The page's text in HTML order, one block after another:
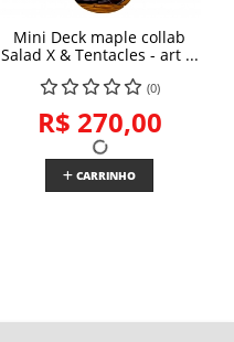
Mini Deck maple collab
Salad X & Tentacles - art ...
(0)
R$ 270,00
CARRINHO